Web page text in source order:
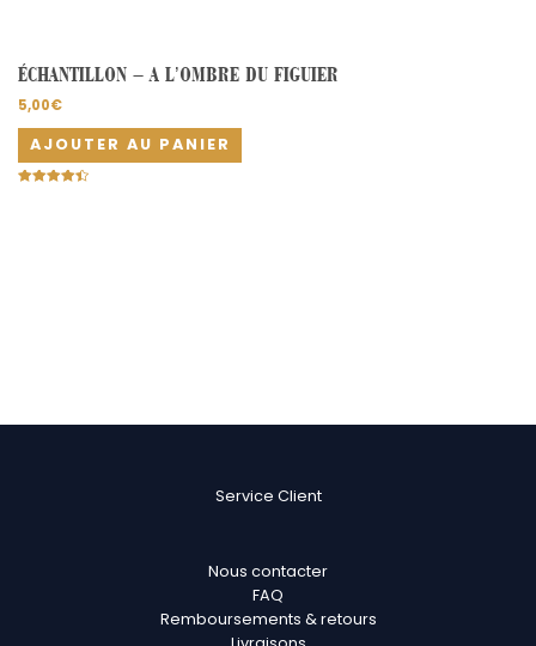
ÉCHANTILLON – A L’OMBRE DU FIGUIER
5,00€
AJOUTER AU PANIER
Service Client
Nous contacter
FAQ
Remboursements & retours